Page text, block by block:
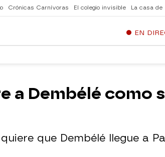
Crónicas Carnívoras El colegio invisible La casa de
EN
a Dembélé
que Dembélé llegue a